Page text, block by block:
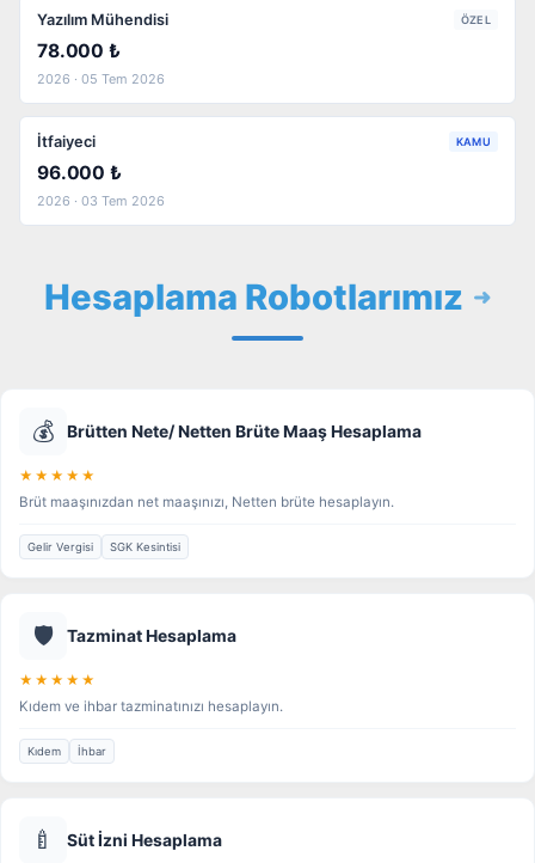
Yazılım Mühendisi ÖZEL
78.000 ₺
2026 · 05 Tem 2026
İtfaiyeci KAMU
96.000 ₺
2026 · 03 Tem 2026
Hesaplama Robotlarımız
💰 Brütten Nete/ Netten Brüte Maaş Hesaplama
★★★★★
Brüt maaşınızdan net maaşınızı, Netten brüte hesaplayın.
Gelir Vergisi SGK Kesintisi
🛡️ Tazminat Hesaplama
★★★★★
Kıdem ve ihbar tazminatınızı hesaplayın.
Kıdem İhbar
🍼 Süt İzni Hesaplama